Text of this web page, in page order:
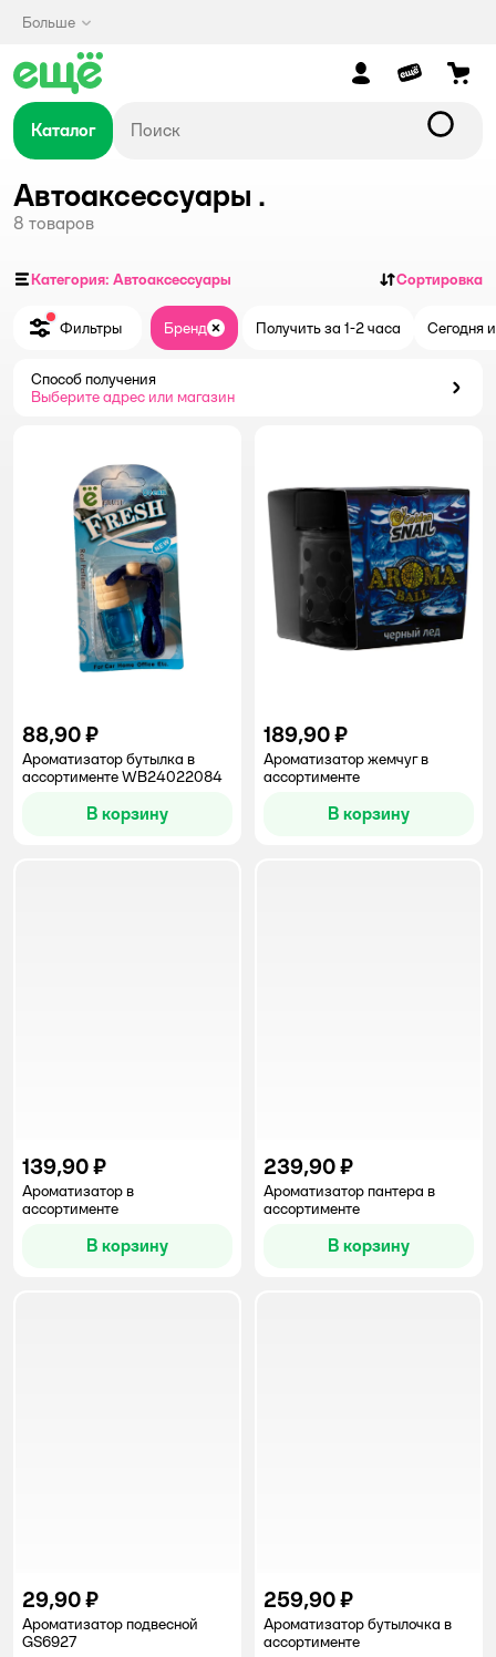
Больше
Каталог
Автоаксессуары .
8 товаров
Категория: Автоаксессуары Сортировка
Фильтры Бренд ЗакрытьПолучить за 1-2 часа Сегодня
Способ получения
Выберите адрес или магазин
88,90 ₽
Ароматизатор бутылка в
ассортименте WB24022084
В корзину
189,90 ₽
Ароматизатор жемчуг в
ассортименте
В корзину
139,90 ₽
Ароматизатор в
ассортименте
В корзину
239,90 ₽
Ароматизатор пантера в
ассортименте
В корзину
29,90 ₽
Ароматизатор подвесной
GS6927
259,90 ₽
Ароматизатор бутылочка в
ассортименте